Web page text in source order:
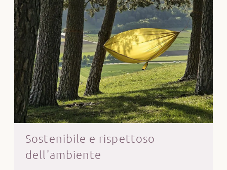
Sostenibile e rispettoso
dell'ambiente